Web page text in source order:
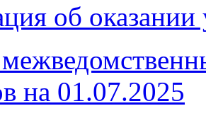
об оказании
на 01.07.2025